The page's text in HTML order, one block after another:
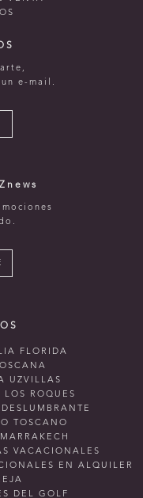
e-mail.
FLORIDA
UZVILLAS
LOS ROQUES
TOSCANO
VACACIONALES
EN ALQUILER
DEL GOLF